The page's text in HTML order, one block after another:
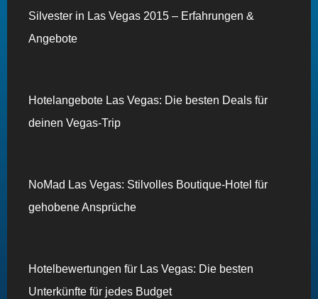
Silvester in Las Vegas 2015 – Erfahrungen &
Angebote
Hotelangebote Las Vegas: Die besten Deals für
deinen Vegas-Trip
NoMad Las Vegas: Stilvolles Boutique-Hotel für
gehobene Ansprüche
Hotelbewertungen für Las Vegas: Die besten
Unterkünfte für jedes Budget